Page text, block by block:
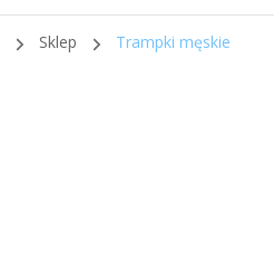
Sklep Trampki męskie